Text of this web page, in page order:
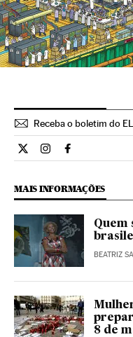
Receba o boletim do
Internacional El País
Internacional El
Internacional
MAIS INFORMAÇÕES
Quem
BEATRIZ
8 de